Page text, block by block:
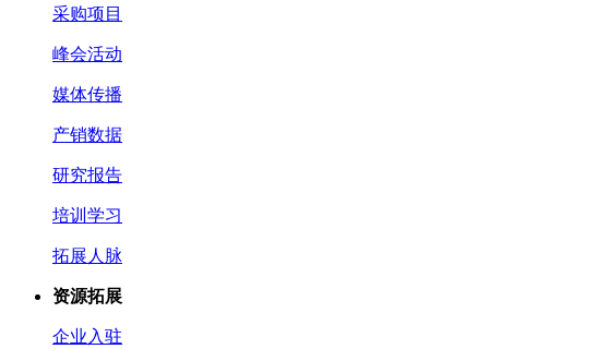
采购项目
峰会活动
媒体传播
产销数据
研究报告
培训学习
拓展人脉
资源拓展
企业入驻